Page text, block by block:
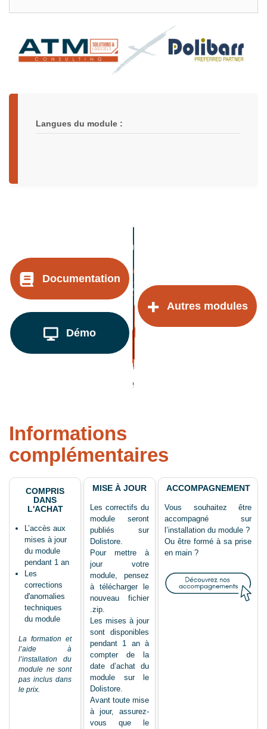
Langues du module :
Documentation
Démo
Autres modules
Informations
complémentaires
COMPRIS
DANS
L'ACHAT
L’accès aux
mises à jour
du module
pendant 1 an
Les
corrections
d'anomalies
techniques
du module
La formation et
l’aide à
l’installation du
module ne sont
pas inclus dans
le prix.
MISE À JOUR
Les correctifs du
module seront
publiés sur
Dolistore.
Pour mettre à
jour votre
module, pensez
à télécharger le
nouveau fichier
.zip.
Les mises à jour
sont disponibles
pendant 1 an à
compter de la
date d’achat du
module sur le
Dolistore.
Avant toute mise
à jour, assurez-
vous que le
ACCOMPAGNEMENT
Vous souhaitez être
accompagné sur
l’installation du module ?
Ou être formé à sa prise
en main ?